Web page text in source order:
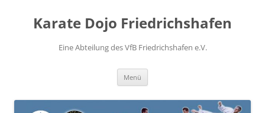
springenKarate Dojo Friedrichshafen
Eine Abteilung des VfB Friedrichshafen e.V.
Menü